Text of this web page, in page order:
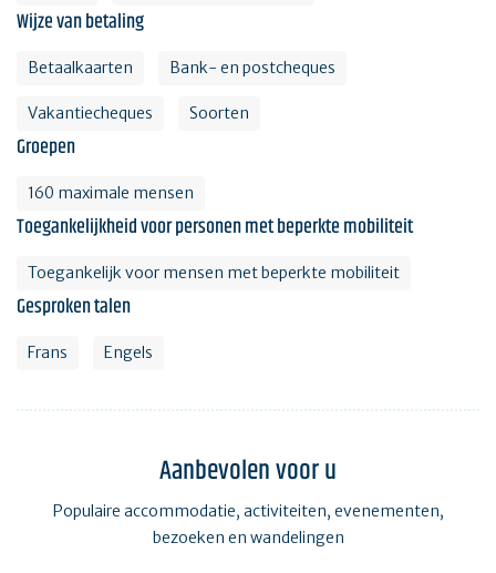
Wijze van betaling
Betaalkaarten Bank- en postcheques
Vakantiecheques Soorten
Groepen
160 maximale mensen
Toegankelijkheid voor personen met beperkte mobiliteit
Toegankelijk voor mensen met beperkte mobiliteit
Gesproken talen
Frans Engels
Aanbevolen voor u
Populaire accommodatie, activiteiten, evenementen,
bezoeken en wandelingen